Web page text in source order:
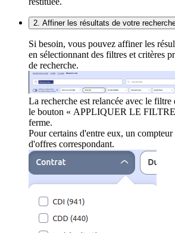
2. Affiner les résultats de votre
Si besoin, vous pouvez affiner les
en sélectionnant des filtres et critères
de recherche.
La recherche est relancée avec le
le bouton « APPLIQUER LE
ferme.
Pour certains d'entre eux, un
d'offres correspondant.